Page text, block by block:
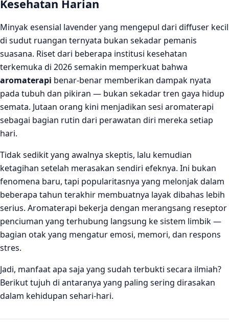
2. Meningkatkan Kualitas Tidur
3. Mengurangi Sakit Kepala dan Migrain
4. Meningkatkan Fokus dan Konsentrasi
Manfaat Tambahan yang Sering Diabaikan
5. Mendukung Sistem Imun
6. Mengurangi Mual dan Gangguan Pencernaan
Cara Menggunakan Aromaterapi dengan Tepat
Kesimpulan
FAQ
Apa manfaat aromaterapi untuk kesehatan yang sudah
terbukti secara ilmiah?
Apakah aromaterapi aman digunakan setiap hari?
Kesehatan Harian
Minyak esensial lavender yang mengepul dari diffuser kecil
di sudut ruangan ternyata bukan sekadar pemanis
suasana. Riset dari beberapa institusi kesehatan
terkemuka di 2026 semakin memperkuat bahwa
aromaterapi benar-benar memberikan dampak nyata
pada tubuh dan pikiran — bukan sekadar tren gaya hidup
semata. Jutaan orang kini menjadikan sesi aromaterapi
sebagai bagian rutin dari perawatan diri mereka setiap
hari.
Tidak sedikit yang awalnya skeptis, lalu kemudian
ketagihan setelah merasakan sendiri efeknya. Ini bukan
fenomena baru, tapi popularitasnya yang melonjak dalam
beberapa tahun terakhir membuatnya layak dibahas lebih
serius. Aromaterapi bekerja dengan merangsang reseptor
penciuman yang terhubung langsung ke sistem limbik —
bagian otak yang mengatur emosi, memori, dan respons
stres.
Jadi, manfaat apa saja yang sudah terbukti secara ilmiah?
Berikut tujuh di antaranya yang paling sering dirasakan
dalam kehidupan sehari-hari.